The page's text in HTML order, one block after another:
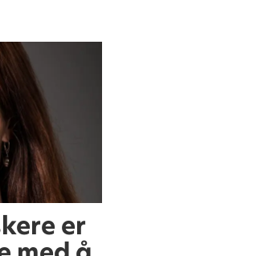
er